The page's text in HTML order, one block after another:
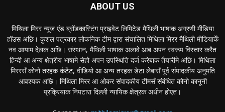
ABOUT US
मिथिला मिरर न्यूज एंड ब्रॉडकास्टिंग प्राइवेट लिमिटेड मैथिली भाषाक अग्रणी मीडिया
हॉउस अछि। कुशल पत्रकार लोकनिक टीम द्वारा संचालित मिथिला मिरर मैथिली मीडियाकेँ
नव आयाम देलक अछि। संस्थान, मैथिली भाषाक अलावे आब अपन स्वरूप विस्तार करैत
हिन्दी आ अन्य क्षेत्रीय भाषामे सेहो अपन उपस्थिति दर्ज करेबाक तैयारीमे अछि। मिथिला
मिररसँ कोनो तरहक कंटेंट, वीडियो आ अन्य तरहक डेटा लेबासँ पूर्व संपादकीय अनुमति
आवश्यक अछि। मिथिला मिरर आ ओकर संपादकीय टीमसँ संबंधित कोनो कानूनी
प्रक्रियाक निपटारा दिल्ली न्यायिक क्षेत्रक अधीन होएत।